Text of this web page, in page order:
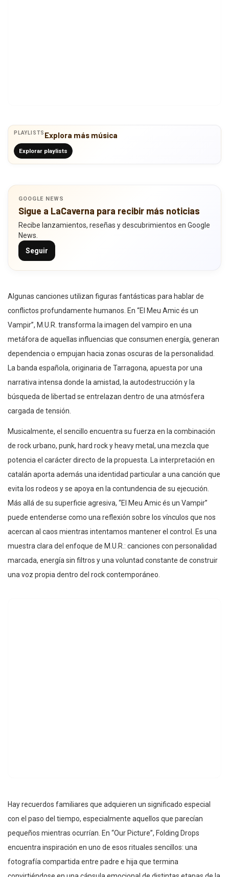
PLAYLISTS Explora más música
Explorar playlists
GOOGLE NEWS
Sigue a LaCaverna para recibir más noticias
Recibe lanzamientos, reseñas y descubrimientos en Google
News.
Seguir
Algunas canciones utilizan figuras fantásticas para hablar de
conflictos profundamente humanos. En “El Meu Amic és un
Vampir”, M.U.R. transforma la imagen del vampiro en una
metáfora de aquellas influencias que consumen energía, generan
dependencia o empujan hacia zonas oscuras de la personalidad.
La banda española, originaria de Tarragona, apuesta por una
narrativa intensa donde la amistad, la autodestrucción y la
búsqueda de libertad se entrelazan dentro de una atmósfera
cargada de tensión.
Musicalmente, el sencillo encuentra su fuerza en la combinación
de rock urbano, punk, hard rock y heavy metal, una mezcla que
potencia el carácter directo de la propuesta. La interpretación en
catalán aporta además una identidad particular a una canción que
evita los rodeos y se apoya en la contundencia de su ejecución.
Más allá de su superficie agresiva, “El Meu Amic és un Vampir”
puede entenderse como una reflexión sobre los vínculos que nos
acercan al caos mientras intentamos mantener el control. Es una
muestra clara del enfoque de M.U.R.: canciones con personalidad
marcada, energía sin filtros y una voluntad constante de construir
una voz propia dentro del rock contemporáneo.
Hay recuerdos familiares que adquieren un significado especial
con el paso del tiempo, especialmente aquellos que parecían
pequeños mientras ocurrían. En “Our Picture”, Folding Drops
encuentra inspiración en uno de esos rituales sencillos: una
fotografía compartida entre padre e hija que termina